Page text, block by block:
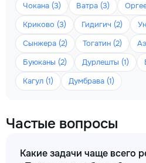
Чокана (3)
Ватра (3)
Криково (3)
Гидигич (2)
Сынжера (2)
Тогатин (2)
Буюканы (2)
Дурлешты (1)
Кагул (1)
Думбрава (1)
Частые вопросы
Какие задачи чаще всего